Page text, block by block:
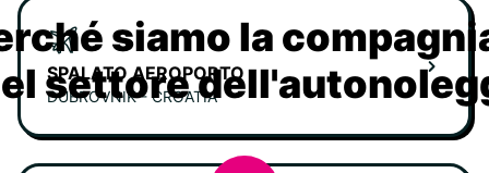
SPALATO AEROPORTO
DUBROVNIK - CROATIA
siamo la
settore